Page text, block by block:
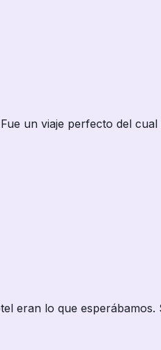
un viaje perfecto del
eran lo que esperábamos.